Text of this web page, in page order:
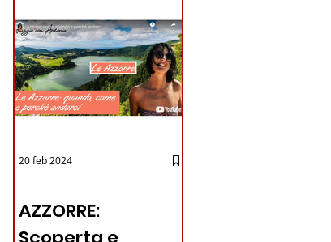
AZZORRE:
20 feb 2024